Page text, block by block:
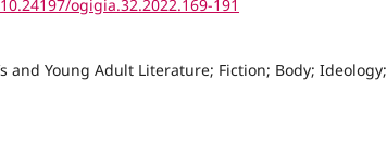
ogigia.32.2022.169-191
and Young Adult Literature; Fiction; Body; Ideology;